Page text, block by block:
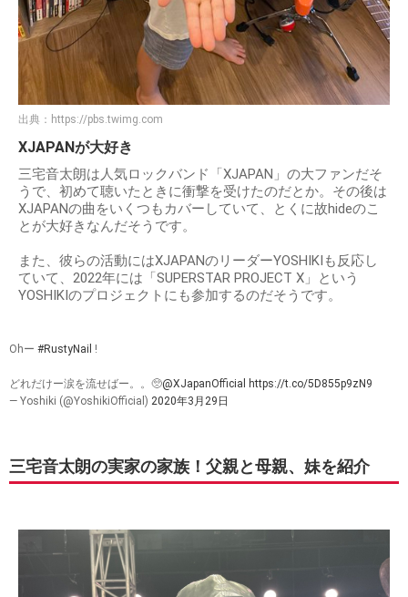
出典： https://pbs.twimg.com
XJAPANが大好き
三宅音太朗は人気ロックバンド「XJAPAN」の大ファンだそ
うで、初めて聴いたときに衝撃を受けたのだとか。その後は
XJAPANの曲をいくつもカバーしていて、とくに故hideのこ
とが大好きなんだそうです。
また、彼らの活動にはXJAPANのリーダーYOSHIKIも反応し
ていて、2022年には「SUPERSTAR PROJECT X」という
YOSHIKIのプロジェクトにも参加するのだそうです。
Ohー #RustyNail !
どれだけー涙を流せばー。。🥺@XJapanOfficial
https://t.co/5D855p9zN9
— Yoshiki (@YoshikiOfficial) 2020年3月29日
三宅音太朗の実家の家族！父親と母親、妹を紹介